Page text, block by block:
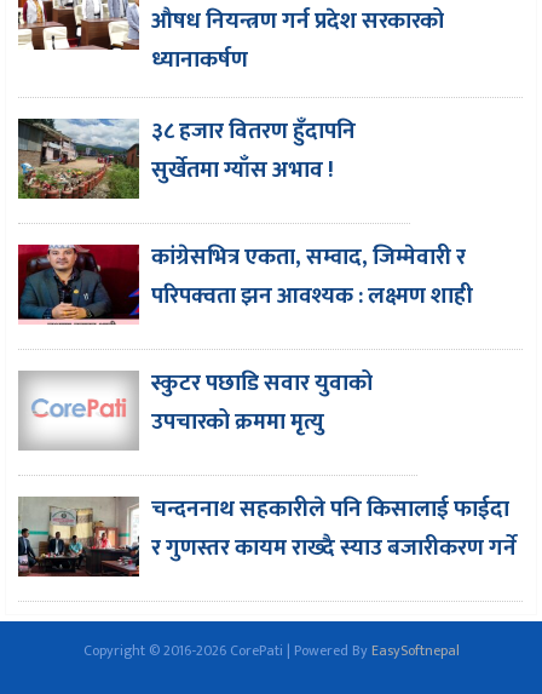
औषध नियन्त्रण गर्न प्रदेश सरकारको
ध्यानाकर्षण
३८ हजार वितरण हुँदापनि
सुर्खेतमा ग्याँस अभाव !
कांग्रेसभित्र एकता, सम्वाद, जिम्मेवारी र
परिपक्वता झन आवश्यक : लक्ष्मण शाही
स्कुटर पछाडि सवार युवाको
उपचारको क्रममा मृत्यु
चन्दननाथ सहकारीले पनि किसालाई फाईदा
र गुणस्तर कायम राख्दै स्याउ बजारीकरण गर्ने
Copyright © 2016-2026 CorePati | Powered By EasySoftnepal